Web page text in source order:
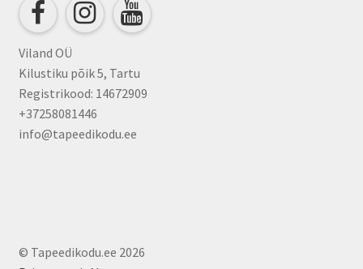
Viland OÜ
Kilustiku põik 5, Tartu
Registrikood: 14672909
+37258081446
info@tapeedikodu.ee
© Tapeedikodu.ee 2026